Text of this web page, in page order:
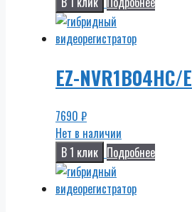
EZ-NVR1B04HC/E
7690 ₽
Нет в наличии
В 1 клик Подробнее